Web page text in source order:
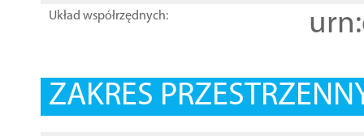
Układ współrzędnych:
ZAKRES